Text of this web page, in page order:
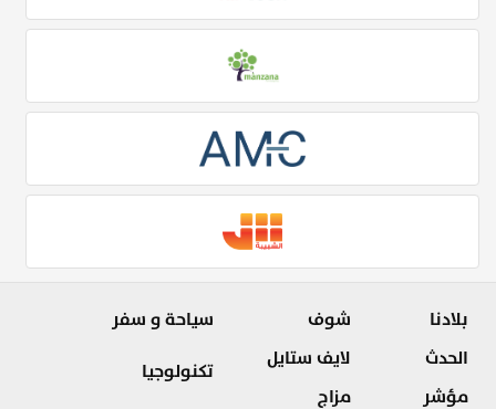
بلادنا
الحدث
مؤشر
شوف
لايف ستايل
مزاج
سياحة و سفر
تكنولوجيا